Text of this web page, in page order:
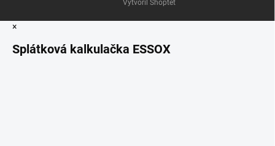
Vytvořil Shoptet
×
Splátková kalkulačka ESSOX